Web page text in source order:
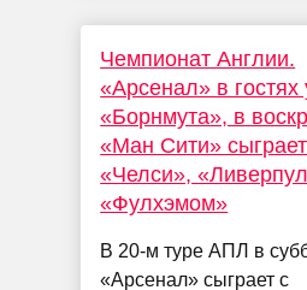
Чемпионат Англии.
«Арсенал» в гостях
«Борнмута», в
«Ман Сити»
«Челси»,
«Фулхэмом»
В 20-м туре АПЛ в
«Арсенал» сыграет с